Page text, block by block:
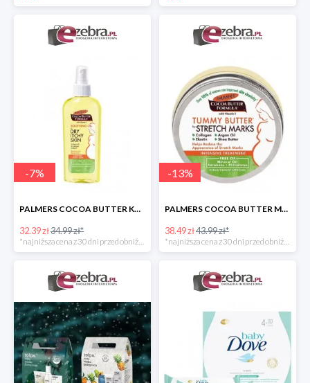
-7%
PALMERS COCOA BUTTER KOJĄCA OLIWKA DLA KOBIET W CIĄŻY
32.39 zł34.99 zł*
-13%
PALMERS COCOA BUTTER MASŁO DO PIELĘGNACJI BRZUCHA W CZASIE CIĄŻY
38.49 zł43.99 zł*